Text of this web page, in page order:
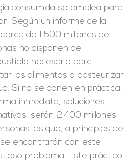
consumida se emplea para
Según un informe de la
cerca de 1.500 millones de
no disponen del
necesario para
los alimentos o pasteurizar
Si no se ponen en práctica,
inmediata, soluciones
serán 2.400 millones
las que, a principios de
se encontrarán con este
problema. Este práctico